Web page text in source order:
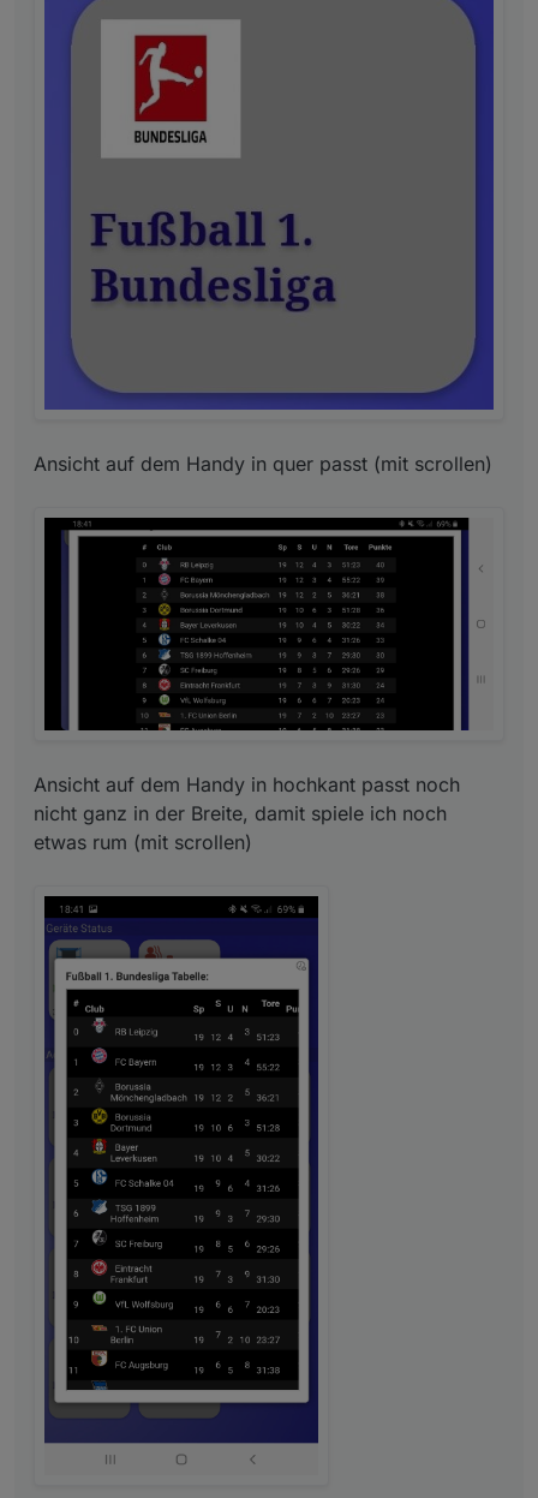
Ansicht auf dem Handy in hochkant passt noch nicht
ganz in der Breite, damit spiele ich noch etwas rum
(mit scrollen)
Ansicht auf dem Handy in quer passt (mit scrollen)
Ansicht auf dem Handy in hochkant passt noch
nicht ganz in der Breite, damit spiele ich noch
etwas rum (mit scrollen)